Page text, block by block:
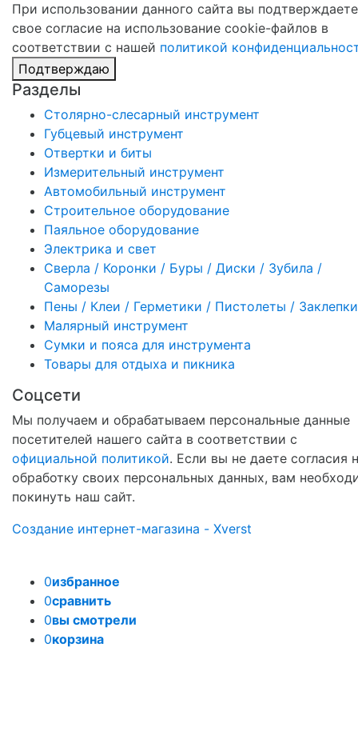
При использовании данного сайта вы подтверждаете
свое согласие на использование cookie-файлов в
соответствии с нашей политикой
Подтверждаю
Разделы
Столярно-слесарный инструмент
Губцевый инструмент
Отвертки и биты
Измерительный инструмент
Автомобильный инструмент
Строительное оборудование
Паяльное оборудование
Электрика и свет
Сверла / Коронки / Буры / Диски / Зубила /
Саморезы
Пены / Клеи / Герметики / Пистолеты / Заклепки
Малярный инструмент
Сумки и пояса для инструмента
Товары для отдыха и пикника
Соцсети
Мы получаем и обрабатываем персональные данные
посетителей нашего сайта в соответствии с
официальной политикой. Если вы не даете согласия
обработку своих персональных данных, вам
покинуть наш сайт.
Создание интернет-магазина - Xverst
0избранное
0сравнить
0вы смотрели
0корзина